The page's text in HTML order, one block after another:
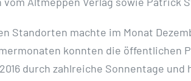
Standorten machte im Monat
konnten die
durch zahlreiche Sonnentage